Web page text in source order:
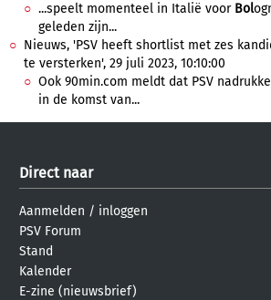
...speelt momenteel in Italië voor Bol
geleden zijn...
Nieuws, 'PSV heeft shortlist met zes
te versterken', 29 juli 2023, 10:10:00
Ook 90min.com meldt dat PSV
in de komst van...
Direct naar
Aanmelden / inloggen
PSV Forum
Stand
Kalender
E-zine (nieuwsbrief)